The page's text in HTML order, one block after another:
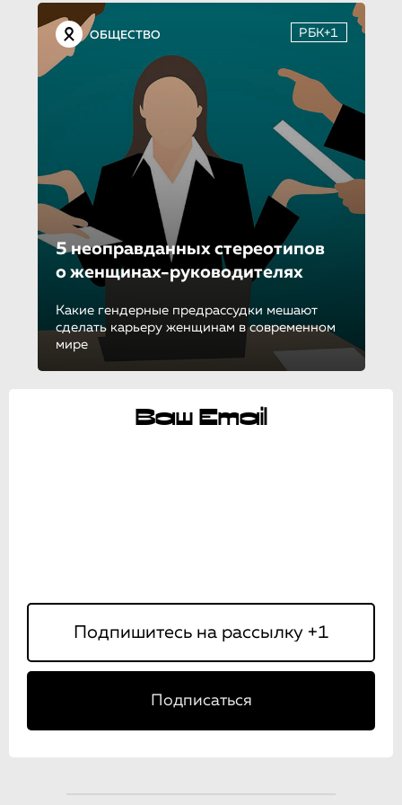
ОБЩЕСТВО РБК+1
5 неоправдан­ных стереотипов
о женщинах-ру­ко­во­ди­те­лях
Какие гендерные предрассудки мешают
сделать карьеру женщинам в современном
мире
Ваш Email
Подписаться